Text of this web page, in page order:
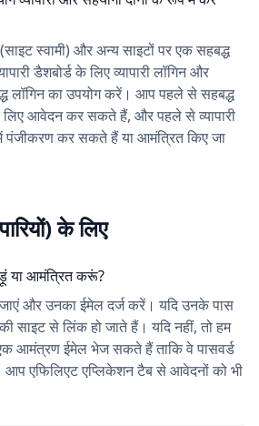
स्वामी) और अन्य साइटों पर एक सहबद्ध
डैशबोर्ड के लिए व्यापारी लॉगिन और
लॉगिन का उपयोग करें। आप पहले से सहबद्ध
लिए आवेदन कर सकते हैं, और पहले से व्यापारी
पंजीकरण कर सकते हैं या आमंत्रित किए जा
के लिए
या आमंत्रित करूं?
और उनका ईमेल दर्ज करें। यदि उनके पास
साइट से लिंक हो जाते हैं। यदि नहीं, तो हम
आमंत्रण ईमेल भेज सकते हैं ताकि वे पासवर्ड
एफिलिएट एप्लिकेशन टैब से आवेदनों को भी